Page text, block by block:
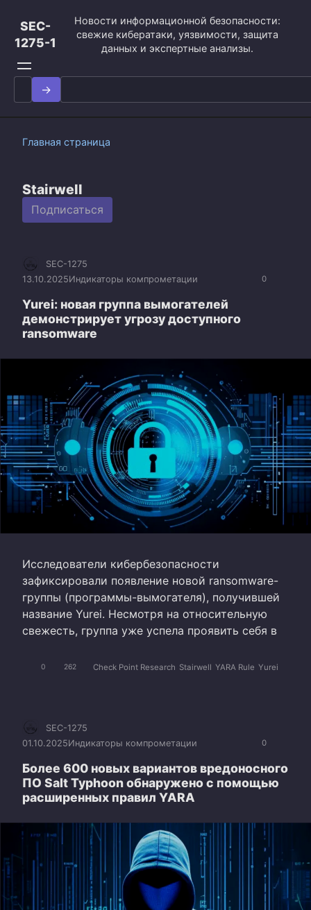
контенту
SEC-
1275-1
Новости информационной безопасности:
свежие кибератаки, уязвимости, защита
данных и экспертные анализы.
Search
for:
Главная страница
Stairwell
Подписаться
0
SEC-1275
13.10.2025Индикаторы компрометации
Yurei: новая группа вымогателей
демонстрирует угрозу доступного
ransomware
Исследователи кибербезопасности
зафиксировали появление новой ransomware-
группы (программы-вымогателя), получившей
название Yurei. Несмотря на относительную
свежесть, группа уже успела проявить себя в
0 262 Check Point Research Stairwell YARA Rule Yurei
0
SEC-1275
01.10.2025Индикаторы компрометации
Более 600 новых вариантов вредоносного
ПО Salt Typhoon обнаружено с помощью
расширенных правил YARA